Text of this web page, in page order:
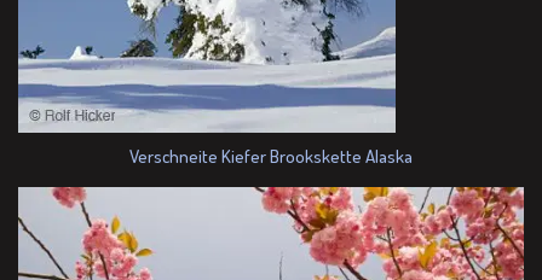
Verschneite Kiefer Brookskette Alaska